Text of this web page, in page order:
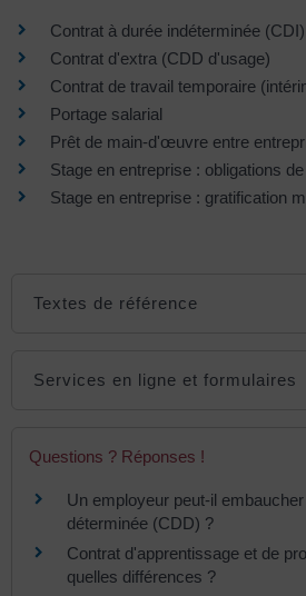
Contrat à durée indéterminée (CDI)
Contrat d'extra (CDD d'usage)
Contrat de travail temporaire
Portage salarial
Prêt de main-d'œuvre entre
Stage en entreprise : obligations
Stage en entreprise : gratification
Textes de référence
Services en ligne et formulaires
Questions ? Réponses !
Un employeur peut-il
déterminée (CDD) ?
Contrat d'apprentissage et de
quelles différences ?